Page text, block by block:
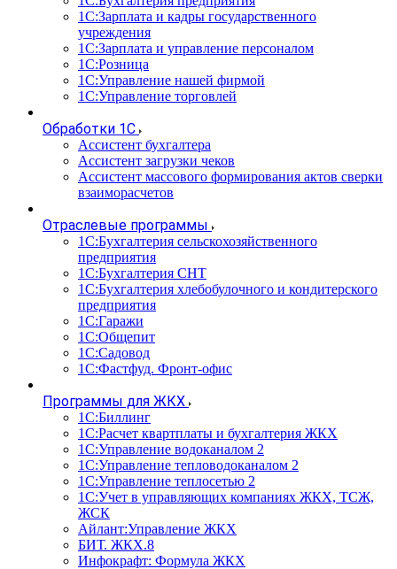
1С:Зарплата и кадры государственного
учреждения
1С:Зарплата и управление персоналом
1С:Розница
1С:Управление нашей фирмой
1С:Управление торговлей
Обработки 1С
Ассистент бухгалтера
Ассистент загрузки чеков
Ассистент массового формирования актов сверки
взаиморасчетов
Отраслевые программы
1С:Бухгалтерия сельскохозяйственного
предприятия
1С:Бухгалтерия СНТ
1С:Бухгалтерия хлебобулочного и кондитерского
предприятия
1С:Гаражи
1С:Общепит
1С:Садовод
1С:Фастфуд. Фронт-офис
Программы для ЖКХ
1С:Биллинг
1С:Расчет квартплаты и бухгалтерия ЖКХ
1С:Управление водоканалом 2
1С:Управление тепловодоканалом 2
1С:Управление теплосетью 2
1С:Учет в управляющих компаниях ЖКХ, ТСЖ,
ЖСК
Айлант:Управление ЖКХ
БИТ. ЖКХ.8
Инфокрафт: Формула ЖКХ